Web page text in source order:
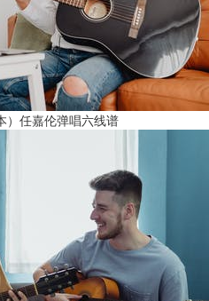
）任嘉伦弹唱六线谱